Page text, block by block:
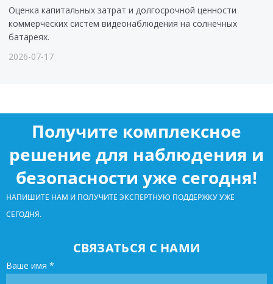
Оценка капитальных затрат и долгосрочной ценности
коммерческих систем видеонаблюдения на солнечных
батареях.
2026-07-17
Получите комплексное
решение для наблюдения и
безопасности уже сегодня!
НАПИШИТЕ НАМ И ПОЛУЧИТЕ ЭКСПЕРТНУЮ ПОДДЕРЖКУ УЖЕ
СЕГОДНЯ.
СВЯЗАТЬСЯ С НАМИ
Ваше имя *